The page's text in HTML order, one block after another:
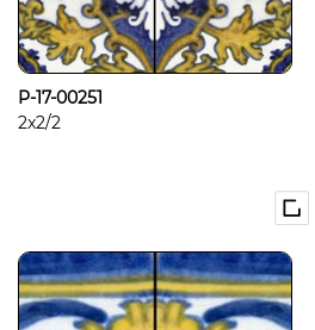
P-17-00251
2x2/2